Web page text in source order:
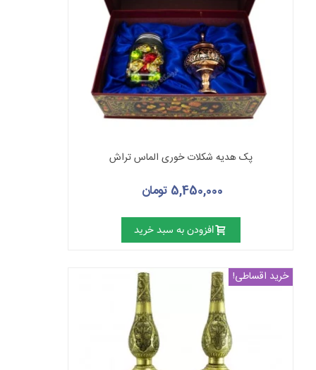
پک هدیه شکلات خوری الماس تراش
5,450,000 تومان
افزودن به سبد خرید
خرید اقساطی!